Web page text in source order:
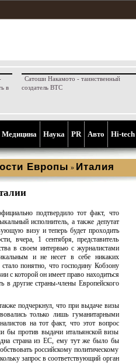
в
Сатоши Накамото - таинственный
создатель BTC
Медицина Наука PR Aвто Hi-tech
Европы » Италия
подтвердило тот факт, что
исполнитель, а также депутат
визу и теперь будет проходить
вчера, 1 сентября, представитель
в своем интервью с журналистами
и не несет в себе никаких
понятно, что господину Кобзону
с которой он имеет право находиться
в другие страны-члены Европейского
подчеркнул, что при выдаче визы
только лишь гуманитарными
на тот факт, что этот вопрос
бы против выдачи итальянской визы
страна из ЕС, ему тут же было бы
российскому политическому
запрос в соответствующий орган